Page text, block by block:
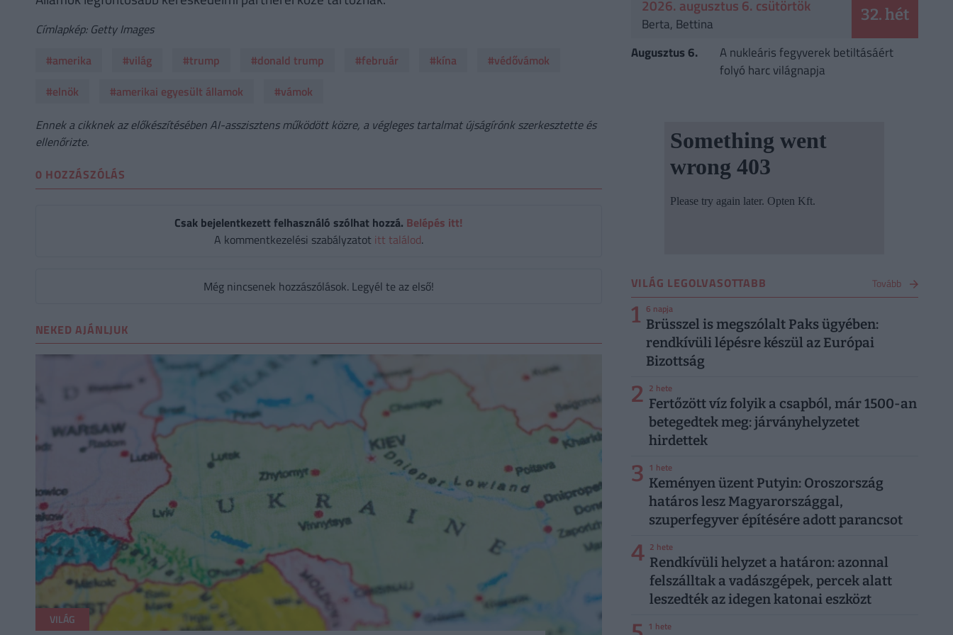
Címlapkép: Getty Images
#amerika
#világ #trump #donald trump #február #kína
#védővámok
#elnök
#amerikai egyesült államok
#vámok
Ennek a cikknek az előkészítésében AI-asszisztens működött közre, a végleges tartalmat újságírónk szerkesztette és
ellenőrizte.
0 HOZZÁSZÓLÁS
Csak bejelentkezett felhasználó szólhat hozzá. Belépés itt!
A kommentkezelési szabályzatot itt találod.
Még nincsenek hozzászólások. Legyél te az első!
NEKED AJÁNLJUK
VILÁG
2026. augusztus 6. csütörtök
Berta, Bettina 32. hét
Augusztus 6.
A nukleáris fegyverek betiltásáért
folyó harc világnapja
VILÁG LEGOLVASOTTABB Tovább
1 6 napja
Brüsszel is megszólalt Paks ügyében:
rendkívüli lépésre készül az Európai
Bizottság
2 2 hete
Fertőzött víz folyik a csapból, már 1500-an
betegedtek meg: járványhelyzetet
hirdettek
3 1 hete
Keményen üzent Putyin: Oroszország
határos lesz Magyarországgal,
szuperfegyver építésére adott parancsot
4 2 hete
Rendkívüli helyzet a határon: azonnal
felszálltak a vadászgépek, percek alatt
leszedték az idegen katonai eszközt
1 hete